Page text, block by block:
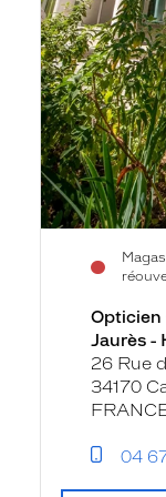
Opticien
Jaurès -
26 Rue
34170
04